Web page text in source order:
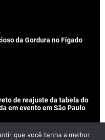
da Gordura no Fígado
de reajuste da tabela do
em evento em São Paulo
que você tenha a melhor